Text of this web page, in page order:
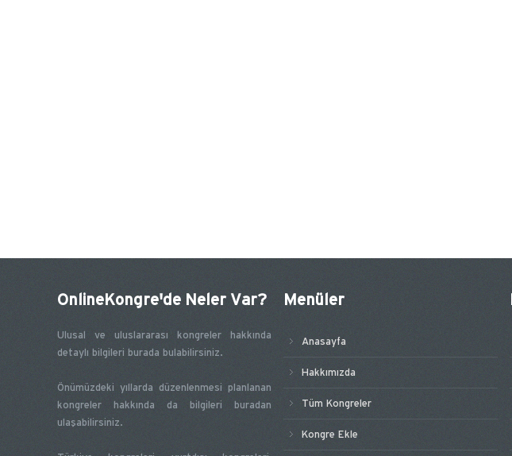
OnlineKongre'de Neler Var?
Ulusal ve uluslararası kongreler hakkında
detaylı bilgileri burada bulabilirsiniz.
Önümüzdeki yıllarda düzenlenmesi planlanan
kongreler hakkında da bilgileri buradan
ulaşabilirsiniz.
Menüler
Anasayfa
Hakkımızda
Tüm Kongreler
Kongre Ekle